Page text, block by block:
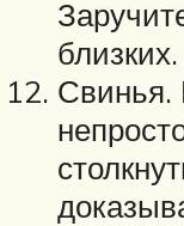
близких.
Свинья.